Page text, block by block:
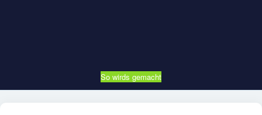
So wirds gemacht